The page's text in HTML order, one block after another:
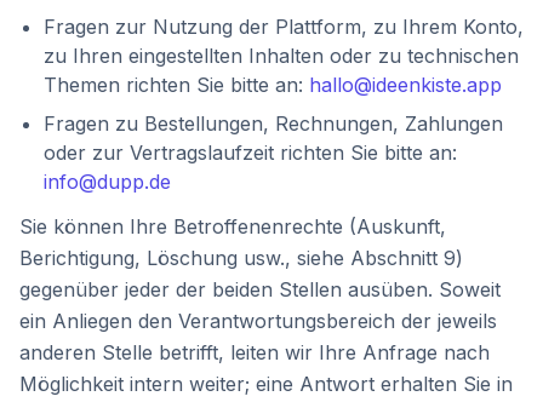
Fragen zur Nutzung der Plattform, zu Ihrem Konto,
zu Ihren eingestellten Inhalten oder zu technischen
Themen richten Sie bitte an: hallo@ideenkiste.app
Fragen zu Bestellungen, Rechnungen, Zahlungen
oder zur Vertragslaufzeit richten Sie bitte an:
info@dupp.de
Sie können Ihre Betroffenenrechte (Auskunft,
Berichtigung, Löschung usw., siehe Abschnitt 9)
gegenüber jeder der beiden Stellen ausüben. Soweit
ein Anliegen den Verantwortungsbereich der jeweils
anderen Stelle betrifft, leiten wir Ihre Anfrage nach
Möglichkeit intern weiter; eine Antwort erhalten Sie in